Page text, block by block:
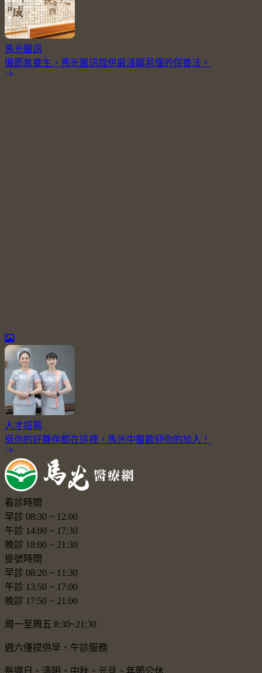
馬光醫訊
循節氣養生，馬光醫訊提供最淺顯易懂的保養法。
人才招募
挺你的好夥伴都在這裡，馬光中醫歡迎你的加入！
看診時間
早診 08:30 ~ 12:00
午診 14:00 ~ 17:30
晚診 18:00 ~ 21:30
掛號時間
早診 08:20 ~ 11:30
午診 13:50 ~ 17:00
晚診 17:50 ~ 21:00
周一至周五 8:30~21:30
週六僅提供早、午診服務
每週日、清明、中秋、元旦、年節公休